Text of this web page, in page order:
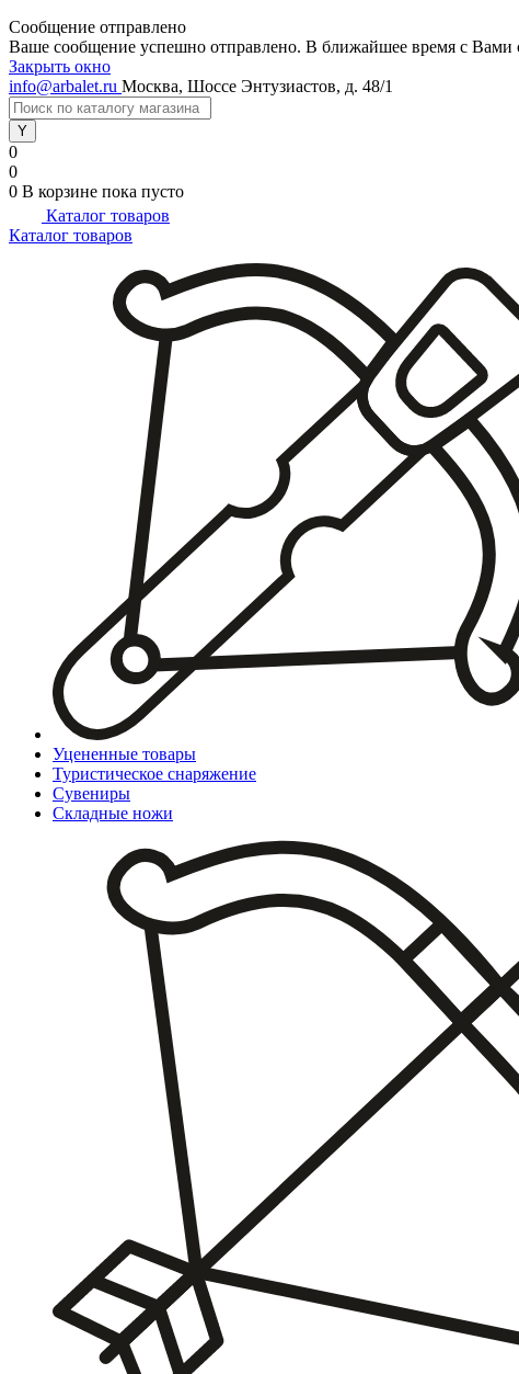
Сообщение отправлено
Ваше сообщение успешно отправлено. В ближайшее время с Вами
Закрыть окно
info@arbalet.ru Москва, Шоссе Энтузиастов, д. 48/1
0
0
0 В корзине пока пусто
Каталог товаров
Каталог товаров
Уцененные товары
Туристическое снаряжение
Сувениры
Складные ножи